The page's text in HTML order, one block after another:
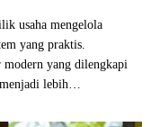
usaha mengelola
yang praktis.
yang dilengkapi
lebih…